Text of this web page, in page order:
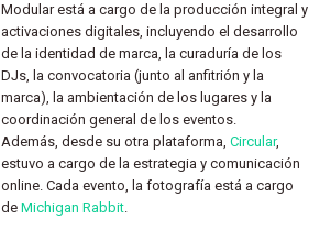
Modular está a cargo de la producción integral y
activaciones digitales, incluyendo el desarrollo
de la identidad de marca, la curaduría de los
DJs, la convocatoria (junto al anfitrión y la
marca), la ambientación de los lugares y la
coordinación general de los eventos.
Además, desde su otra plataforma, Circular,
estuvo a cargo de la estrategia y comunicación
online. Cada evento, la fotografía está a cargo
de Michigan Rabbit.